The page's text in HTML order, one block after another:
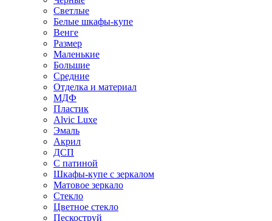
Светлые
Белые шкафы-купе
Венге
Размер
Маленькие
Большие
Средние
Отделка и материал
МДФ
Пластик
Alvic Luxe
Эмаль
Акрил
ДСП
С патиной
Шкафы-купе с зеркалом
Матовое зеркало
Стекло
Цветное стекло
Пескоструй